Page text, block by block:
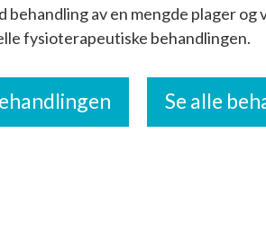
behandling av en mengde plager
fysioterapeutiske behandlingen.
Se alle